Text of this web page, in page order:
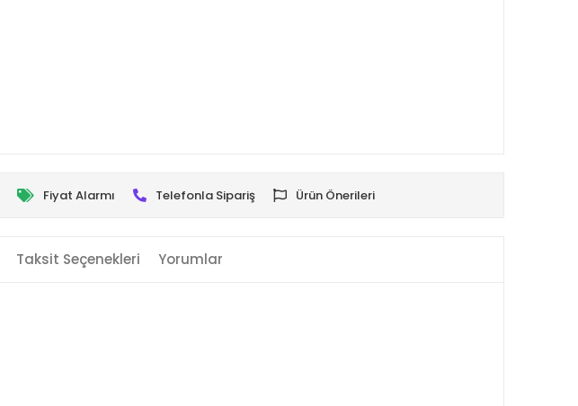
Fiyat Alarmı Telefonla Sipariş Ürün Önerileri
Taksit Seçenekleri Yorumlar